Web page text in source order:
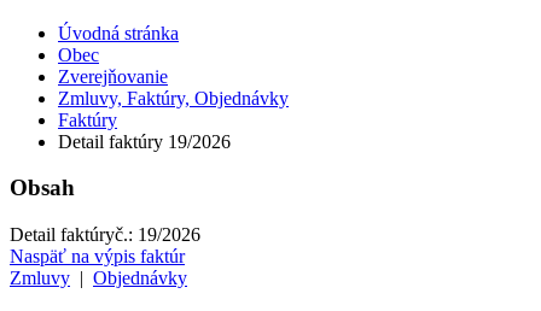
Úvodná stránka
Obec
Zverejňovanie
Zmluvy, Faktúry, Objednávky
Faktúry
Detail faktúry 19/2026
Obsah
Detail faktúryč.: 19/2026
Naspäť na výpis faktúr
Zmluvy | Objednávky